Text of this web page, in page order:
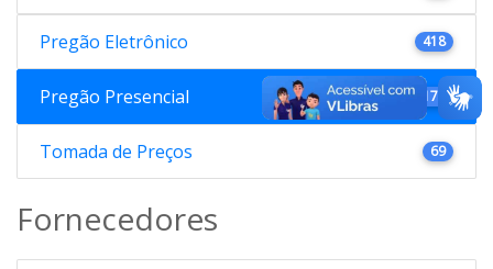
Pregão Eletrônico 418
Pregão Presencial 176
Tomada de Preços 69
Fornecedores